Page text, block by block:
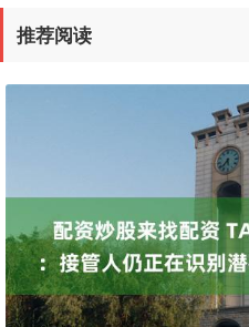
推荐阅读